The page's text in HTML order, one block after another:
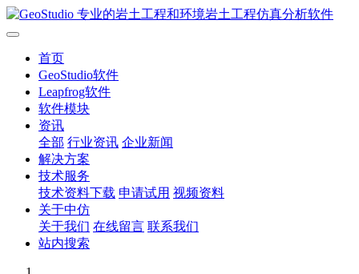
首页
GeoStudio软件
Leapfrog软件
软件模块
资讯
全部 行业资讯 企业新闻
解决方案
技术服务
技术资料下载 申请试用 视频资料
关于中仿
关于我们 在线留言 联系我们
站内搜索